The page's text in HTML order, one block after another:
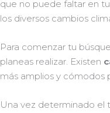
que no puede faltar en
los diversos cambios
Para comenzar tu
planeas realizar. Existen
más amplios y cómodos
Una vez determinado el